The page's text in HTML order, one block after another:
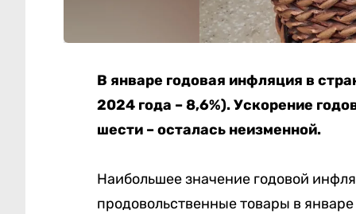
В январе годовая инфляция в
2024 года – 8,6%). Ускорение
шести – осталась неизменной.
Наибольшее значение годовой
продовольственные товары в